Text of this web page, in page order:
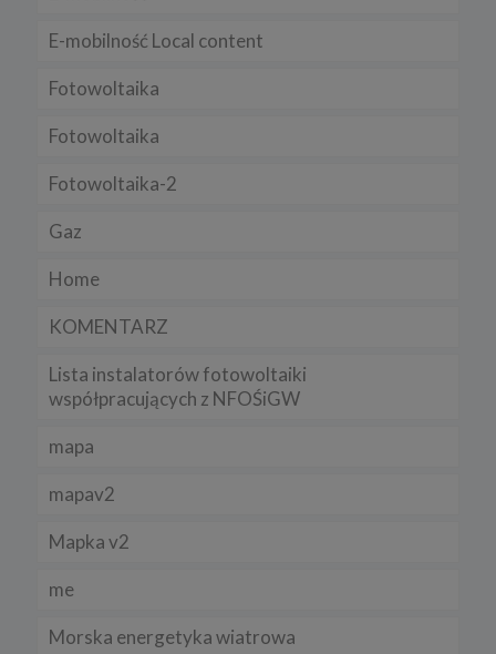
E-mobilność Local content
Fotowoltaika
Fotowoltaika
Fotowoltaika-2
Gaz
Home
KOMENTARZ
Lista instalatorów fotowoltaiki
współpracujących z NFOŚiGW
mapa
mapav2
Mapka v2
me
Morska energetyka wiatrowa
Regulamin serwisu